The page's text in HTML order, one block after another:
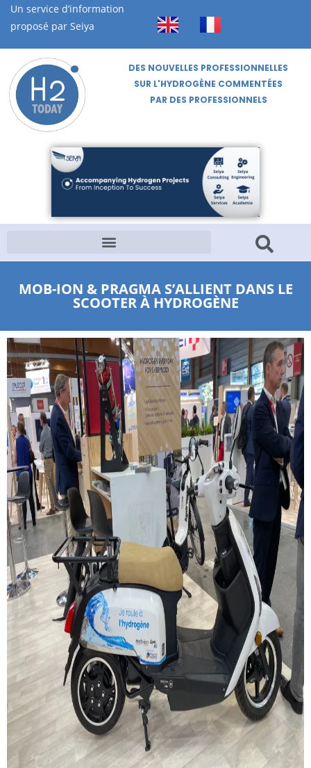
Un service d’information
proposé par Seiya
DES NOUVELLES PROFESSIONNELLES
SUR L'HYDROGÈNE COMMENTÉES
PAR DES PROFESSIONNELS
MOB-ION & PRAGMA S’ALLIENT DANS LE
SCOOTER À HYDROGÈNE